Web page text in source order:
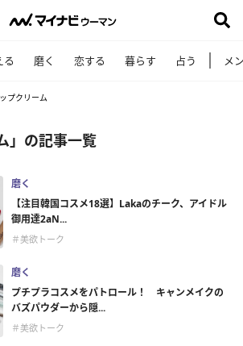
る 磨く 恋する 暮らす 占う メ
プクリーム
」の記事一覧
磨く
【注目韓国コスメ18選】Lakaのチーク、アイドル
御用達2aN...
＃美欲トーク
磨く
プチプラコスメをパトロール！ キャンメイクの
バズパウダーから隠...
＃美欲トーク